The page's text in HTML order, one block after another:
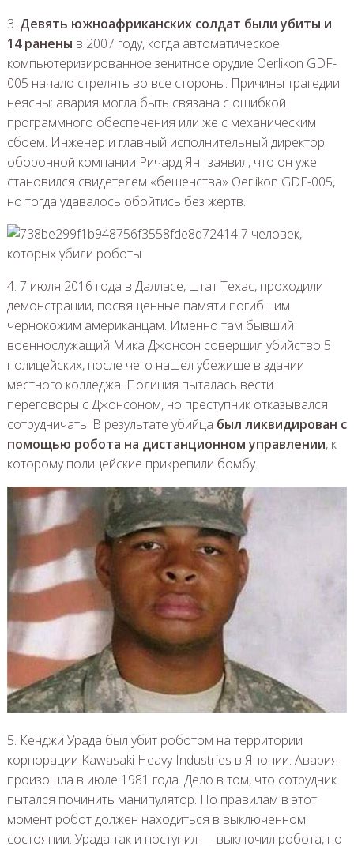
3. Девять южноафриканских солдат были убиты и
14 ранены в 2007 году, когда автоматическое
компьютеризированное зенитное орудие Oerlikon GDF-
005 начало стрелять во все стороны. Причины трагедии
неясны: авария могла быть связана с ошибкой
программного обеспечения или же с механическим
сбоем. Инженер и главный исполнительный директор
оборонной компании Ричард Янг заявил, что он уже
становился свидетелем «бешенства» Oerlikon GDF-005,
но тогда удавалось обойтись без жертв.
4. 7 июля 2016 года в Далласе, штат Техас, проходили
демонстрации, посвященные памяти погибшим
чернокожим американцам. Именно там бывший
военнослужащий Мика Джонсон совершил убийство 5
полицейских, после чего нашел убежище в здании
местного колледжа. Полиция пыталась вести
переговоры с Джонсоном, но преступник отказывался
сотрудничать. В результате убийца был ликвидирован с
помощью робота на дистанционном управлении, к
которому полицейские прикрепили бомбу.
5. Кенджи Урада был убит роботом на территории
корпорации Kawasaki Heavy Industries в Японии. Авария
произошла в июле 1981 года. Дело в том, что сотрудник
пытался починить манипулятор. По правилам в этот
момент робот должен находиться в выключенном
состоянии. Урада так и поступил — выключил робота, но